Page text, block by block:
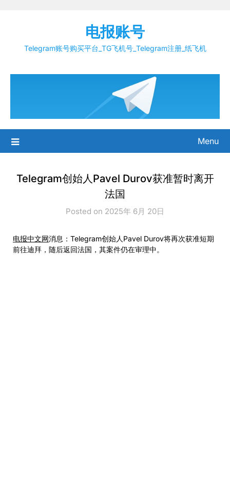
电报账号
Telegram账号购买平台_TG飞机号_Telegram注册_纸飞机
Menu
Telegram创始人Pavel Durov获准暂时离开
法国
Posted on 2025年 6月 20日
电报中文网消息：Telegram创始人Pavel Durov将再次获准短期
前往迪拜，随后返回法国，其案件仍在审理中。